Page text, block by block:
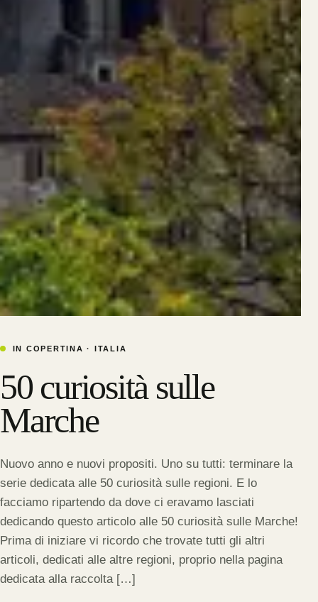
IN COPERTINA · ITALIA
50 curiosità sulle
Marche
Nuovo anno e nuovi propositi. Uno su tutti: terminare la
serie dedicata alle 50 curiosità sulle regioni. E lo
facciamo ripartendo da dove ci eravamo lasciati
dedicando questo articolo alle 50 curiosità sulle Marche!
Prima di iniziare vi ricordo che trovate tutti gli altri
articoli, dedicati alle altre regioni, proprio nella pagina
dedicata alla raccolta […]